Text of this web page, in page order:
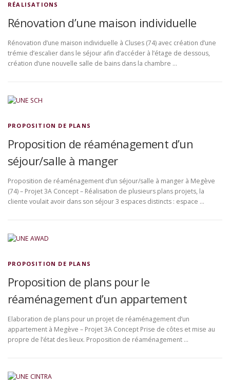
RÉALISATIONS
Rénovation d’une maison individuelle
Rénovation d’une maison individuelle à Cluses (74) avec création d’une
trémie d’escalier dans le séjour afin d’accéder à l’étage de dessous,
création d’une nouvelle salle de bains dans la chambre …
PROPOSITION DE PLANS
Proposition de réaménagement d’un
séjour/salle à manger
Proposition de réaménagement d’un séjour/salle à manger à Megève
(74) – Projet 3A Concept – Réalisation de plusieurs plans projets, la
cliente voulait avoir dans son séjour 3 espaces distincts : espace …
PROPOSITION DE PLANS
Proposition de plans pour le
réaménagement d’un appartement
Elaboration de plans pour un projet de réaménagement d’un
appartement à Megève – Projet 3A Concept Prise de côtes et mise au
propre de l’état des lieux. Proposition de réaménagement …